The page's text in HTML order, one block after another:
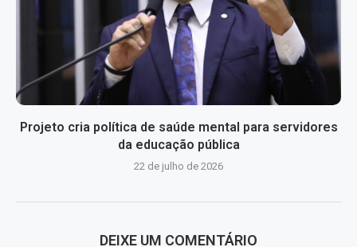
Projeto cria política de saúde mental para servidores
da educação pública
22 de julho de 2026
DEIXE UM COMENTÁRIO